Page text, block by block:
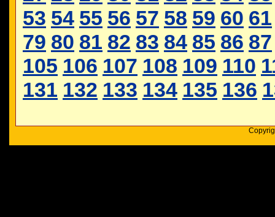
53 54 55 56 57 58 59 60 61
79 80 81 82 83 84 85 86 87
105 106 107 108 109 110
131 132 133 134 135 136